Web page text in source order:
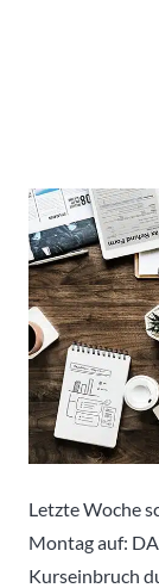
Letzte Woche
Montag auf:
Kurseinbruch